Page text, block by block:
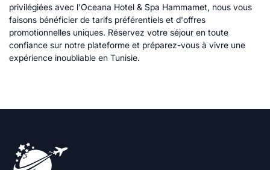
privilégiées avec l'Oceana Hotel & Spa Hammamet, nous vous
faisons bénéficier de tarifs préférentiels et d'offres
promotionnelles uniques. Réservez votre séjour en toute
confiance sur notre plateforme et préparez-vous à vivre une
expérience inoubliable en Tunisie.